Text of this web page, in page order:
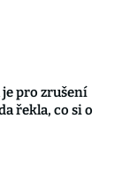
pro zrušení
řekla, co si o